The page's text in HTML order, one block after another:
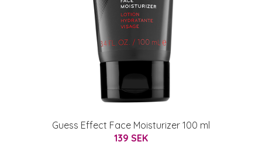
Guess Effect Face Moisturizer 100 ml
139 SEK